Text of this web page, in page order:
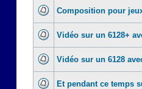
Composition pour
Vidéo sur un 6128+
Vidéo sur un 6128
Et pendant ce temps